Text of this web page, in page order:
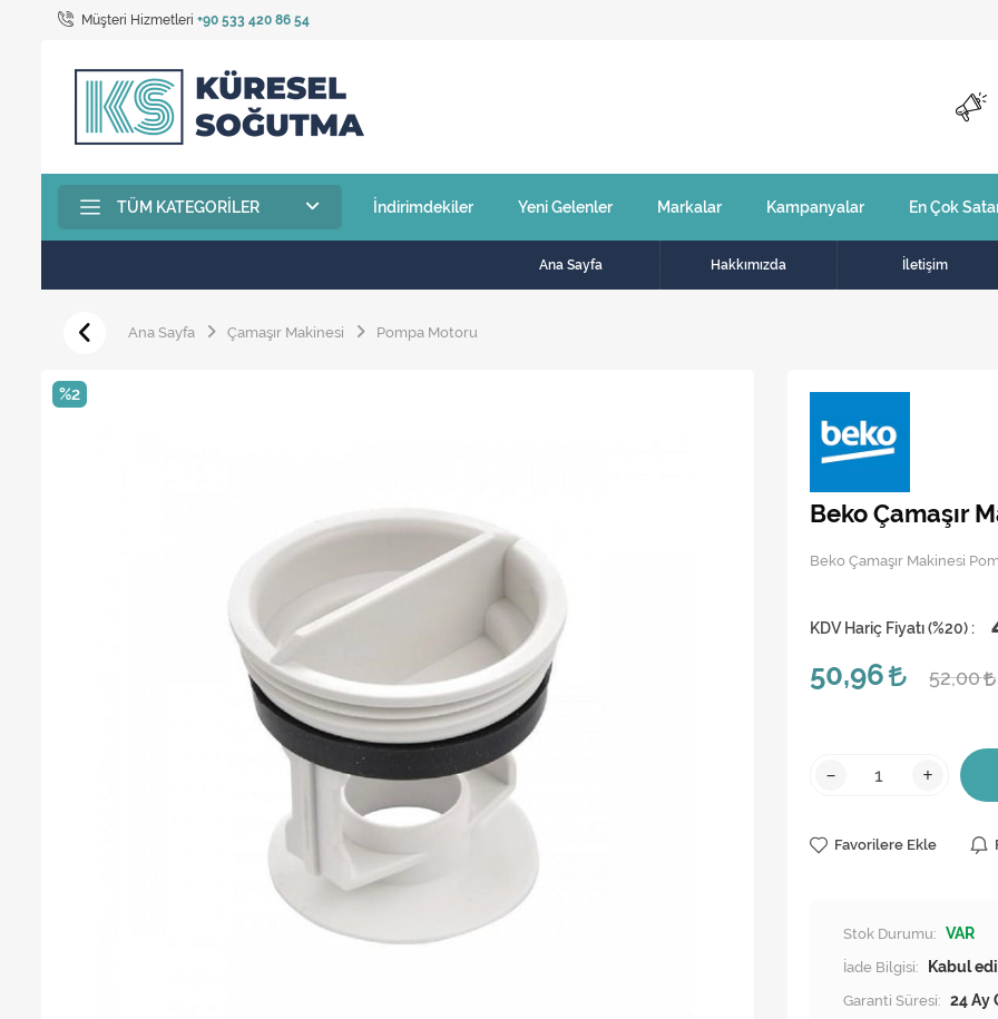
Müşteri Hizmetleri +90 533 420 86 54
TÜM KATEGORILER İndirimdekiler Yeni Gelenler Markalar Kampanyalar En Çok
Ana Sayfa Hakkımızda İletişim
Ana Sayfa Çamaşır Makinesi Pompa Motoru
%2
Beko Çamaşır
Beko Çamaşır Makinesi
KDV Hariç Fiyatı (%20) :
50,96
52,00
- +
Favorilere Ekle
Stok Durumu: VAR
İade Bilgisi:
Garanti Süresi: 24 Ay